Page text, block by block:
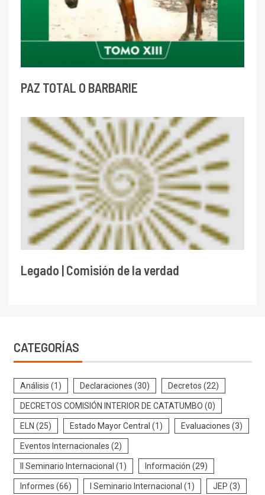
PAZ TOTAL O BARBARIE
Legado | Comisión de la verdad
CATEGORÍAS
Análisis (1) Declaraciones (30) Decretos (22)
DECRETOS COMISIÓN INTERIOR DE CATATUMBO (0)
ELN (25) Estado Mayor Central (1) Evaluaciones (3)
Eventos Internacionales (2)
II Seminario Internacional (1) Información (29)
Informes (66) I Seminario Internacional (1) JEP (3)